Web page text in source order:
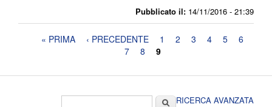
Pubblicato il: 14/11/2016 - 21:39
Pagine« PRIMA ‹ PRECEDENTE 1 2 3 4 5
6
7
8 9
CercaRICERCA AVANZATA